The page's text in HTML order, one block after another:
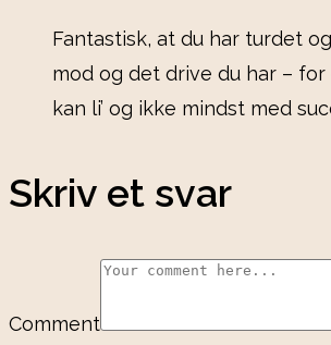
Fantastisk, at du har turdet
mod og det drive du har –
kan li’ og ikke mindst med
Skriv et svar
Comment